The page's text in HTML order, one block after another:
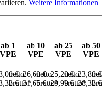
Weitere Informationen
ab 1
VPE
ab 10
VPE
ab 25
VPE
ab 50
VPE
€
netto
€
brutto*
26,60 €
netto
31,65 €
brutto*
25,20 €
netto
29,99 €
brutto*
23,80
28,32